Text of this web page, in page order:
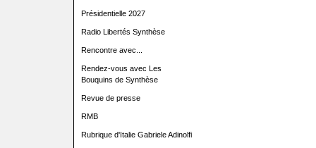
Présidentielle 2027
Radio Libertés Synthèse
Rencontre avec...
Rendez-vous avec Les
Bouquins de Synthèse
Revue de presse
RMB
Rubrique d'Italie Gabriele Adinolfi